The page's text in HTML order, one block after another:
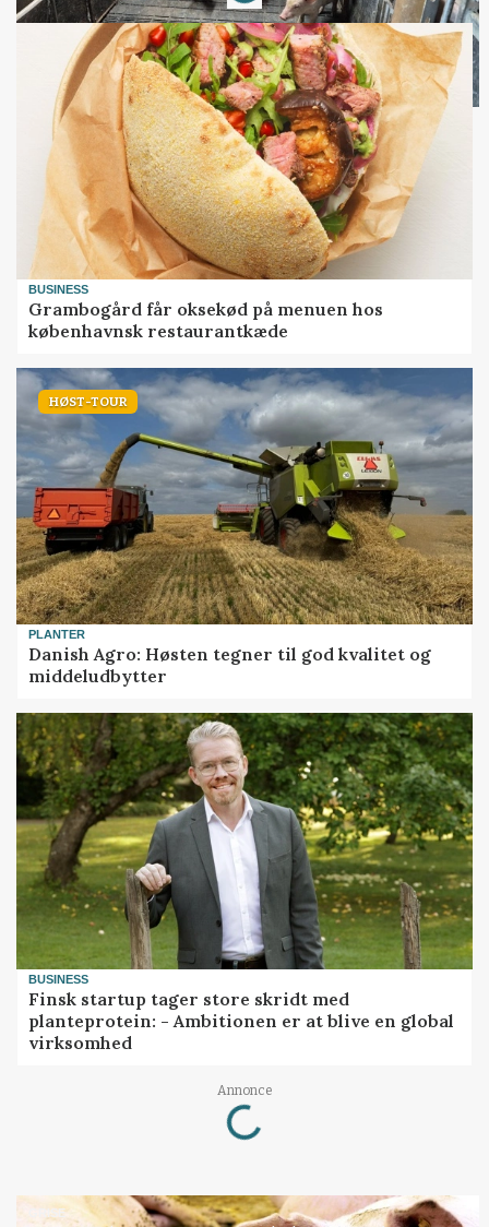
BUSINESS
Grambogård får oksekød på menuen hos
københavnsk restaurantkæde
HØST-TOUR
PLANTER
Danish Agro: Høsten tegner til god kvalitet og
middeludbytter
BUSINESS
Finsk startup tager store skridt med
planteprotein: - Ambitionen er at blive en global
virksomhed
Annonce
Loading...
GRISE